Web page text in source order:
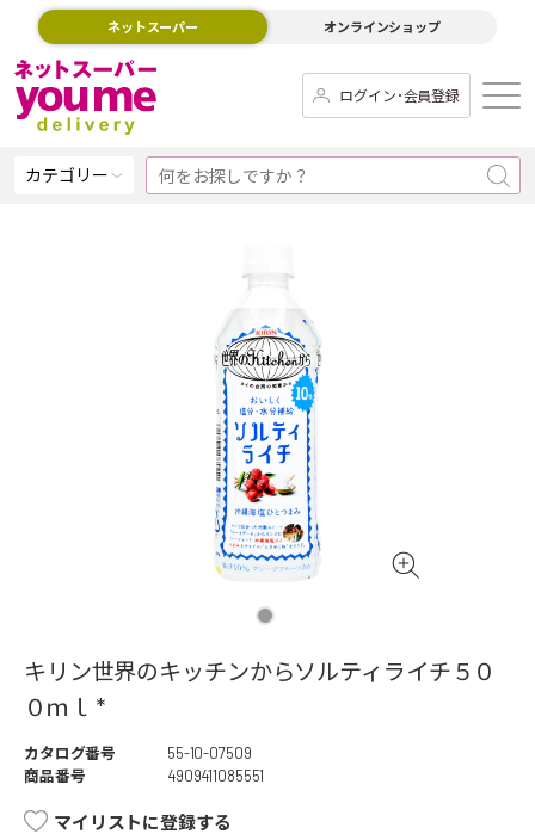
ネットスーパー オンラインショップ
ログイン･会員登録
カテゴリー
キリン世界のキッチンからソルティライチ５０
０ｍｌ *
カタログ番号
55-10-07509
商品番号
4909411085551
マイリストに登録する